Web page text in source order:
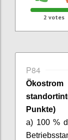
2 votes
P84
Punkte)
a) 100 %